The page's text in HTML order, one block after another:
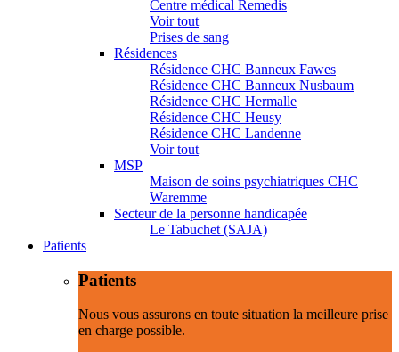
Centre médical Remedis
Voir tout
Prises de sang
Résidences
Résidence CHC Banneux Fawes
Résidence CHC Banneux Nusbaum
Résidence CHC Hermalle
Résidence CHC Heusy
Résidence CHC Landenne
Voir tout
MSP
Maison de soins psychiatriques CHC
Waremme
Secteur de la personne handicapée
Le Tabuchet (SAJA)
Patients
Patients
Nous vous assurons en toute situation la meilleure prise
en charge possible.